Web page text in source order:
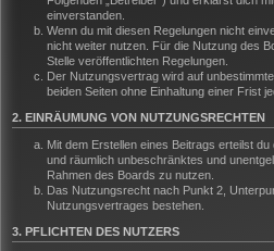
einverstanden.
Wenn du mit diesen Regelungen nicht
nicht weiter nutzen. Für die Nutzung des
Stelle veröffentlichten Regelungen.
Der Nutzungsvertrag wird auf
beiden Seiten ohne Einhaltung einer Frist
2. EINRÄUMUNG VON NUTZUNGSRECHTEN
Mit dem Erstellen eines Beitrags erteilst
und räumlich unbeschränktes und
Rahmen des Boards zu nutzen.
Das Nutzungsrecht nach Punkt 2,
Nutzungsvertrages bestehen.
3. PFLICHTEN DES NUTZERS